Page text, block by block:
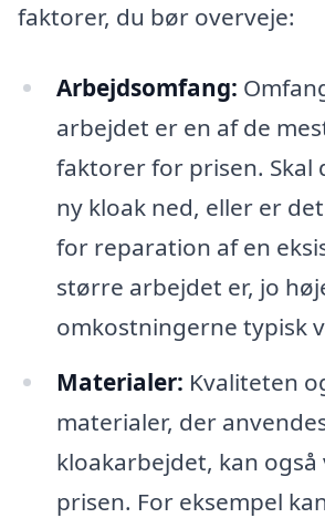
faktorer, du bør overveje:
Arbejdsomfang:
arbejdet er en af de
faktorer for prisen. Skal
ny kloak ned, eller er
for reparation af en
større arbejdet er, jo
omkostningerne typisk
Materialer: Kvaliteten
materialer, der
kloakarbejdet, kan også
prisen. For eksempel